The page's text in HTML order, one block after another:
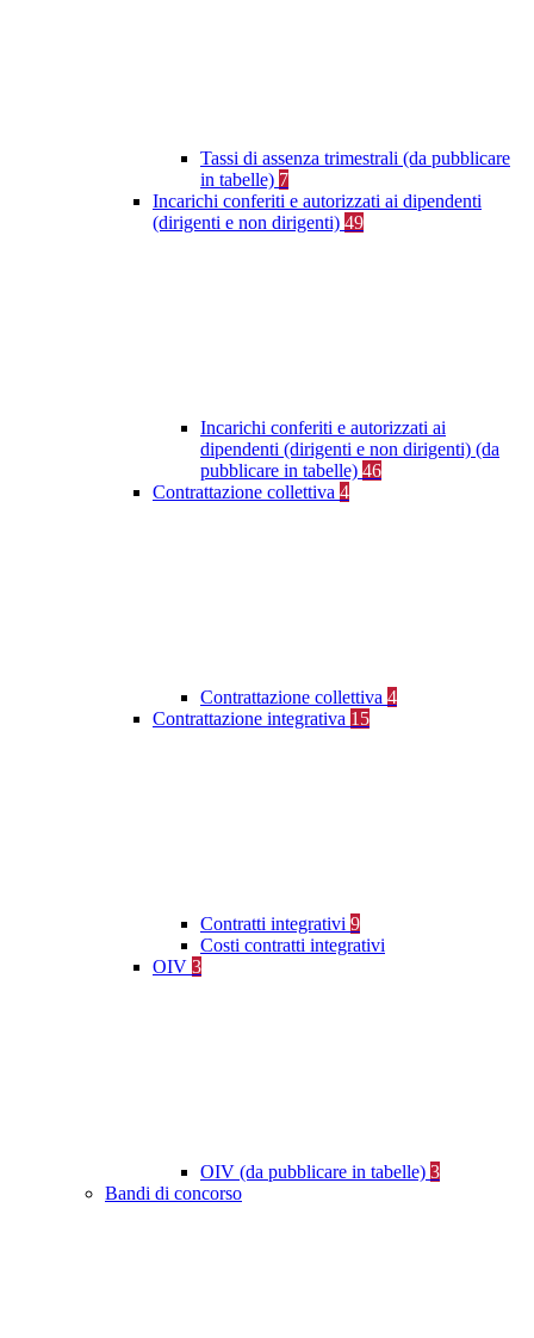
Tassi di assenza trimestrali (da pubblicare
in tabelle) 7
Incarichi conferiti e autorizzati ai dipendenti
(dirigenti e non dirigenti) 49
Incarichi conferiti e autorizzati ai
dipendenti (dirigenti e non dirigenti) (da
pubblicare in tabelle) 46
Contrattazione collettiva 4
Contrattazione collettiva 4
Contrattazione integrativa 15
Contratti integrativi 9
Costi contratti integrativi
OIV 3
OIV (da pubblicare in tabelle) 3
Bandi di concorso